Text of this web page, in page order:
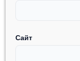
Сайт